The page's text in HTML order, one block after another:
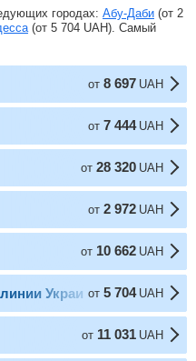
городах: Абу-Даби (от 2
(от 5 704 UAH). Самый
от 8 697 UAH
от 7 444 UAH
от 28 320 UAH
от 2 972 UAH
от 10 662 UAH
Украины
от 5 704 UAH
от 11 031 UAH